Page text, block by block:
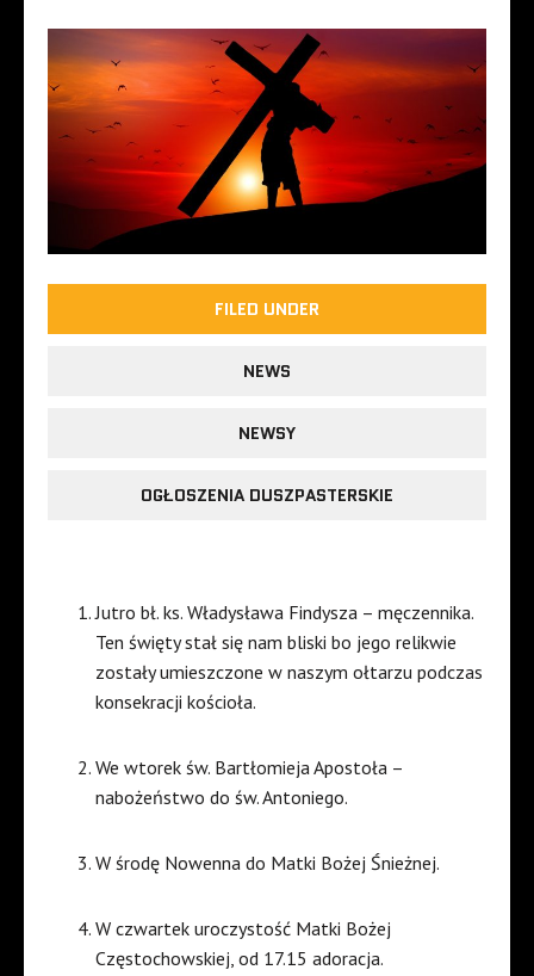
FILED UNDER
NEWS
NEWSY
OGŁOSZENIA DUSZPASTERSKIE
Jutro bł. ks. Władysława Findysza – męczennika.
Ten święty stał się nam bliski bo jego relikwie
zostały umieszczone w naszym ołtarzu podczas
konsekracji kościoła.
We wtorek św. Bartłomieja Apostoła –
nabożeństwo do św. Antoniego.
W środę Nowenna do Matki Bożej Śnieżnej.
W czwartek uroczystość Matki Bożej
Częstochowskiej, od 17.15 adoracja.